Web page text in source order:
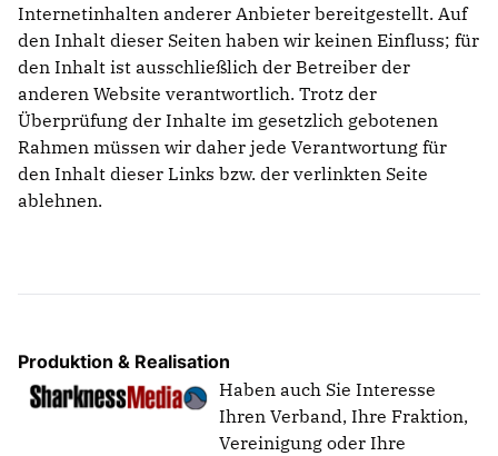
Internetinhalten anderer Anbieter bereitgestellt. Auf
den Inhalt dieser Seiten haben wir keinen Einfluss; für
den Inhalt ist ausschließlich der Betreiber der
anderen Website verantwortlich. Trotz der
Überprüfung der Inhalte im gesetzlich gebotenen
Rahmen müssen wir daher jede Verantwortung für
den Inhalt dieser Links bzw. der verlinkten Seite
ablehnen.
Produktion & Realisation
Haben auch Sie Interesse
Ihren Verband, Ihre Fraktion,
Vereinigung oder Ihre